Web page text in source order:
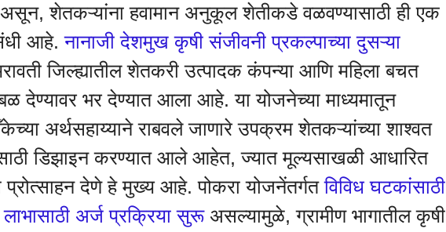
शेतकऱ्यांना हवामान अनुकूल शेतीकडे वळवण्यासाठी ही एक
संधी आहे.नानाजी देशमुख कृषी संजीवनी प्रकल्पाच्या दुसऱ्या
जिल्ह्यातील शेतकरी उत्पादक कंपन्या आणि महिला बचत
देण्यावर भर देण्यात आला आहे. या योजनेच्या माध्यमातून
अर्थसहाय्याने राबवले जाणारे उपक्रम शेतकऱ्यांच्या शाश्वत
डिझाइन करण्यात आले आहेत, ज्यात मूल्यसाखळी आधारित
प्रोत्साहन देणे हे मुख्य आहे. पोकरा योजनेंतर्गतविविध घटकांसाठी
अर्ज प्रक्रिया सुरूअसल्यामुळे, ग्रामीण भागातील कृषी